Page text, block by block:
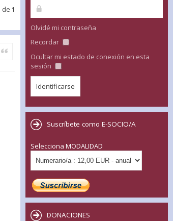
de 1
Citar
Olvidé mi contraseña
Recordar
Ocultar mi estado de conexión en esta
sesión
Suscríbete como E-SOCIO/A
Selecciona MODALIDAD
DONACIONES